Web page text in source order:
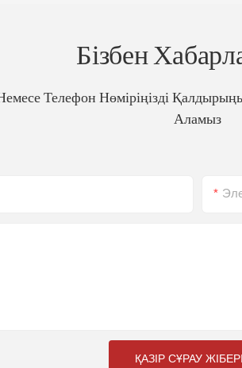
Бізбен
Телефон Нөміріңізді
Аламыз
ҚАЗІР СҰРАУ